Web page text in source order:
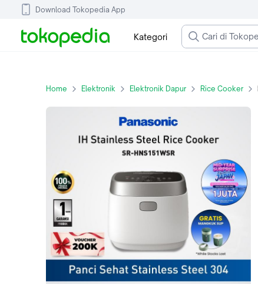
Download Tokopedia App
Kategori
Home Elektronik Elektronik Dapur Rice Cooker